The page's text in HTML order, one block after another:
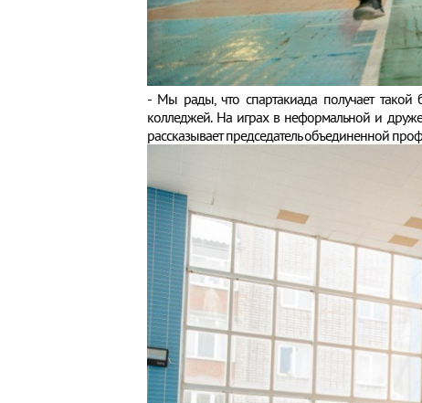
- Мы рады, что спартакиада получает такой
колледжей. На играх в неформальной и
рассказывает председатель объединенной